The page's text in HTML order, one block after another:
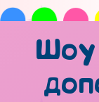
Шоу